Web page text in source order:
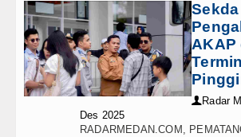
AKAP
👤 Radar
Des 2025
RADARMEDAN.COM,